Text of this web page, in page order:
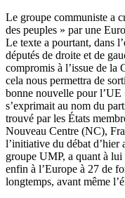
Le groupe communiste a
des peuples » par une
Le texte a pourtant, dans
députés de droite et de
compromis à l’issue de la
cela nous permettra de
bonne nouvelle pour
s’exprimait au nom du
trouvé par les États
Nouveau Centre (NC),
l’initiative du débat
groupe UMP, a quant à
enfin à l’Europe à 27 de
longtemps, avant même